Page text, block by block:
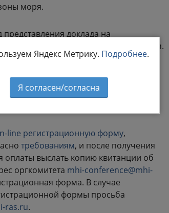
моря.
доклада на
также распределение их по секциям.
области океанологии, физики моря,
line регистрационную форму,
требованиям, и после получения
выслать копию квитанции об
оргкомитета mhi-conference@mhi-
форма. В случае
формы просьба
ras.ru.
Яндекс Метрику. Подробнее.
Я согласен/согласна